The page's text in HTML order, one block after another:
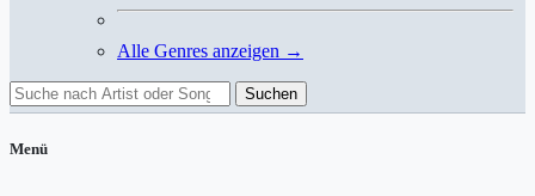
Alle Genres anzeigen →
Suchen
Menü